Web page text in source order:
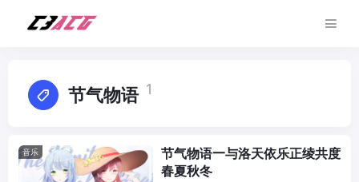
节气物语 1
音乐
节气物语—与洛天依乐正绫共度
春夏秋冬